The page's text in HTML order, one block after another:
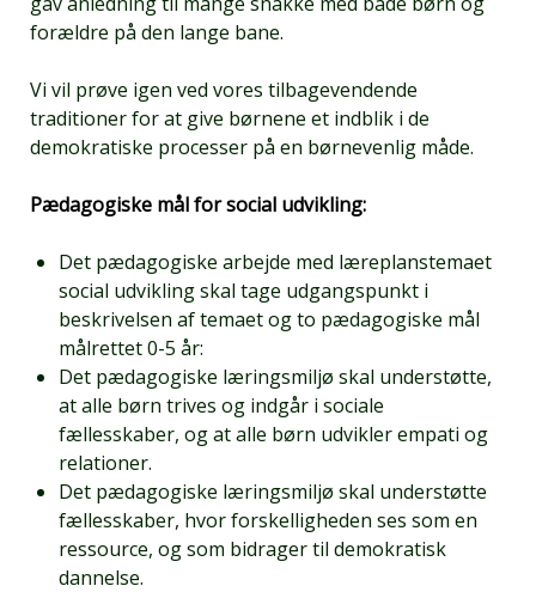
forældre på den lange bane.
Vi vil prøve igen ved vores tilbagevendende
traditioner for at give børnene et indblik i de
demokratiske processer på en børnevenlig måde.
Pædagogiske mål for social udvikling:
Det pædagogiske arbejde med læreplanstemaet
social udvikling skal tage udgangspunkt i
beskrivelsen af temaet og to pædagogiske mål
målrettet 0-5 år:
Det pædagogiske læringsmiljø skal understøtte,
at alle børn trives og indgår i sociale
fællesskaber, og at alle børn udvikler empati og
relationer.
Det pædagogiske læringsmiljø skal understøtte
fællesskaber, hvor forskelligheden ses som en
ressource, og som bidrager til demokratisk
dannelse.